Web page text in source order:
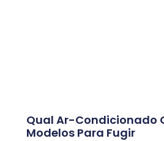
Qual Ar-Condicionado
Modelos Para Fugir